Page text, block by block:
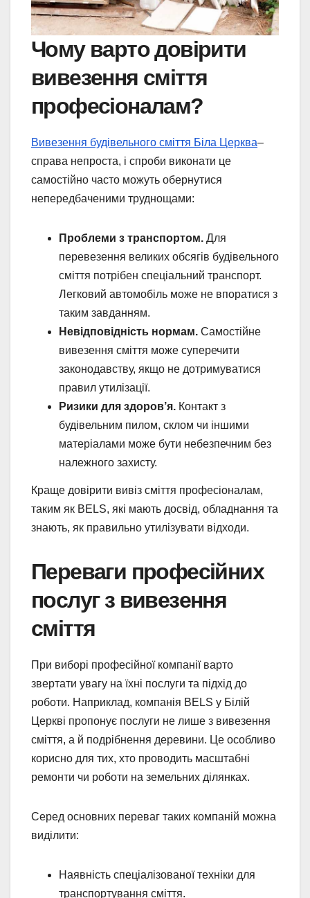
Чому варто довірити
вивезення сміття
професіоналам?
Вивезення будівельного сміття Біла Церква–
справа непроста, і спроби виконати це
самостійно часто можуть обернутися
непередбаченими труднощами:
Проблеми з транспортом. Для
перевезення великих обсягів будівельного
сміття потрібен спеціальний транспорт.
Легковий автомобіль може не впоратися з
таким завданням.
Невідповідність нормам. Самостійне
вивезення сміття може суперечити
законодавству, якщо не дотримуватися
правил утилізації.
Ризики для здоров’я. Контакт з
будівельним пилом, склом чи іншими
матеріалами може бути небезпечним без
належного захисту.
Краще довірити вивіз сміття професіоналам,
таким як BELS, які мають досвід, обладнання та
знають, як правильно утилізувати відходи.
Переваги професійних
послуг з вивезення
сміття
При виборі професійної компанії варто
звертати увагу на їхні послуги та підхід до
роботи. Наприклад, компанія BELS у Білій
Церкві пропонує послуги не лише з вивезення
сміття, а й подрібнення деревини. Це особливо
корисно для тих, хто проводить масштабні
ремонти чи роботи на земельних ділянках.
Серед основних переваг таких компаній можна
виділити:
Наявність спеціалізованої техніки для
транспортування сміття.